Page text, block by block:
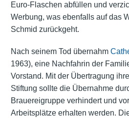
Euro-Flaschen abfüllen und
Werbung, was ebenfalls auf das
Schmid zurückgeht.
Nach seinem Tod übernahm
1963), eine Nachfahrin der
Vorstand. Mit der Übertragung
Stiftung sollte die Übernahme
Brauereigruppe verhindert und
Arbeitsplätze erhalten werden.